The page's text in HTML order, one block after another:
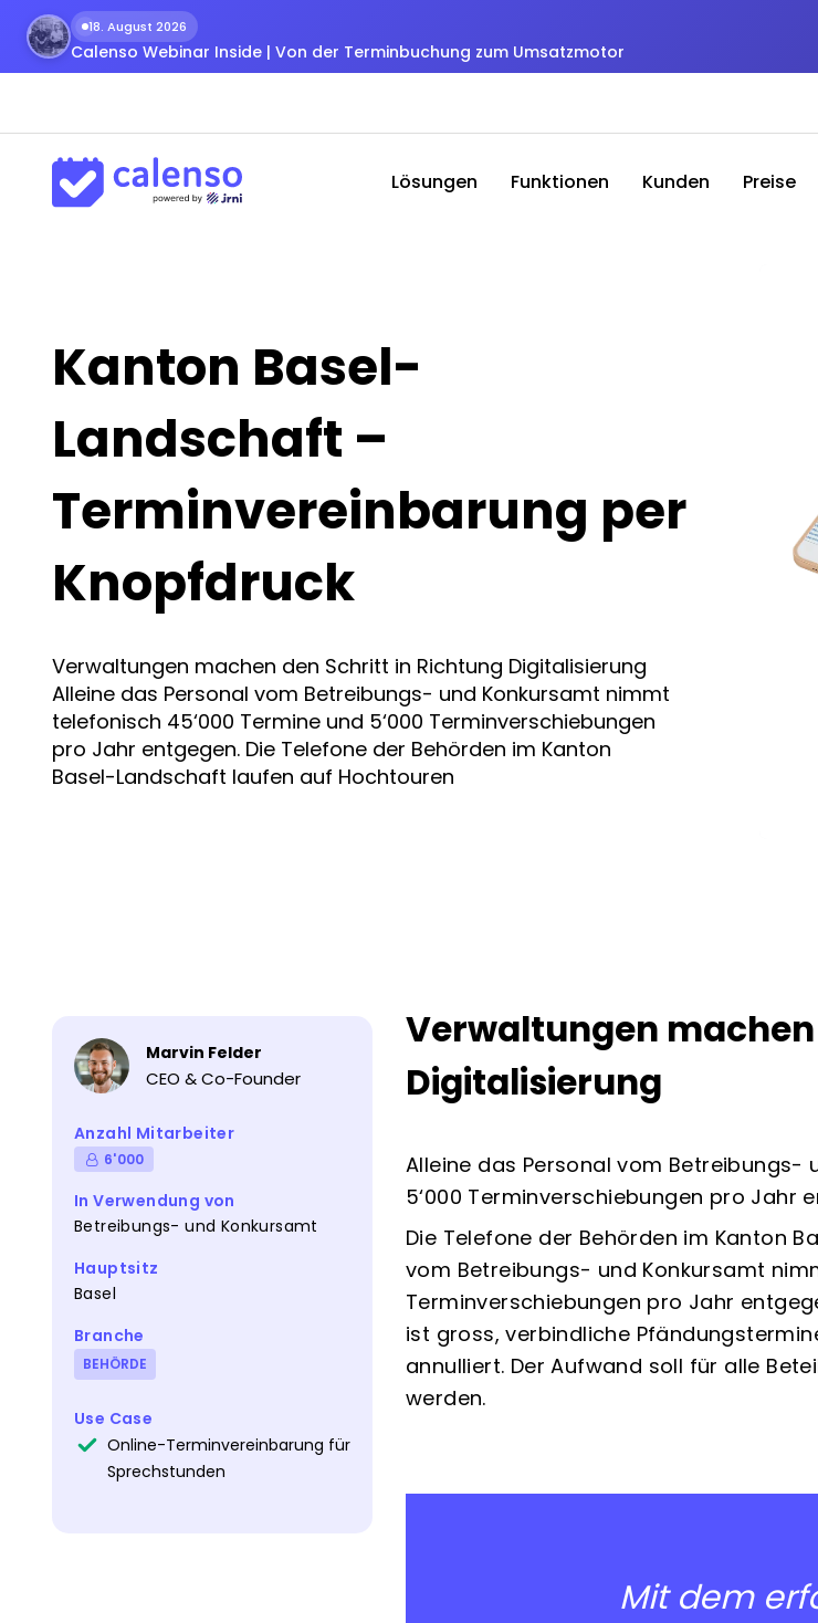
18. August 2026
Calenso Webinar Inside | Von der Terminbuchung zum Umsatzmotor
Lösungen Funktionen Kunden Preise
Kanton Basel-
Landschaft –
Terminvereinbarung per
Knopfdruck
Verwaltungen machen den Schritt in Richtung Digitalisierung
Alleine das Personal vom Betreibungs- und Konkursamt nimmt
telefonisch 45‘000 Termine und 5‘000 Terminverschiebungen
pro Jahr entgegen. Die Telefone der Behörden im Kanton
Basel-Landschaft laufen auf Hochtouren
Marvin Felder
CEO & Co-Founder
Anzahl Mitarbeiter
6'000
In Verwendung von
Betreibungs- und Konkursamt
Hauptsitz
Basel
Branche
BEHÖRDE
Use Case
Online-Terminvereinbarung für
Sprechstunden
Verwaltungen
Digitalisierung
Alleine das Personal vom Betreibungs-
5‘000 Terminverschiebungen pro Jahr
Die Telefone der Behörden im Kanton
vom Betreibungs- und Konkursamt
Terminverschiebungen pro Jahr
ist gross, verbindliche
annulliert. Der Aufwand soll für alle
werden.
Mit dem